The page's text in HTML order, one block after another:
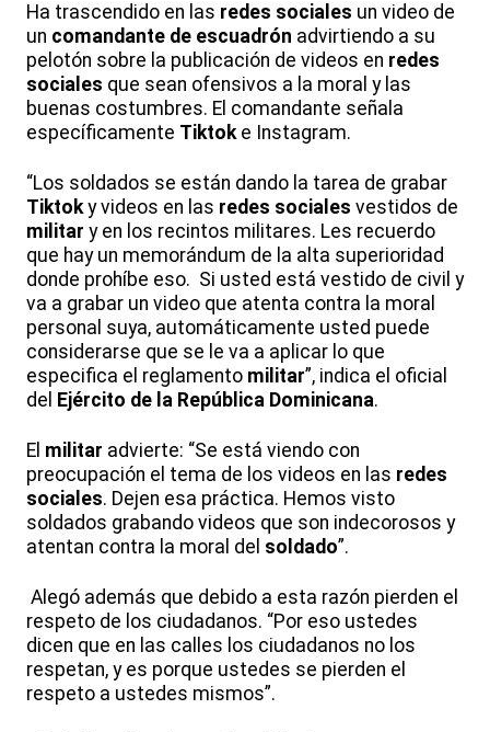
Ha trascendido en las redes sociales un video de
un comandante de escuadrón advirtiendo a su
pelotón sobre la publicación de videos en redes
sociales que sean ofensivos a la moral y las
buenas costumbres. El comandante señala
específicamente Tiktoke Instagram.
“Los soldados se están dando la tarea de grabar
Tiktoky videos en las redes sociales vestidos de
militar y en los recintos militares. Les recuerdo
que hay un memorándum de la alta superioridad
donde prohíbe eso. Si usted está vestido de civil y
va a grabar un video que atenta contra la moral
personal suya, automáticamente usted puede
considerarse que se le va a aplicar lo que
especifica el reglamento militar”, indica el oficial
del Ejército de la República Dominicana.
El militar advierte: “Se está viendo con
preocupación el tema de los videos en las redes
sociales. Dejen esa práctica. Hemos visto
soldados grabando videos que son indecorosos y
atentan contra la moral del soldado”.
Alegó además que debido a esta razón pierden el
respeto de los ciudadanos. “Por eso ustedes
dicen que en las calles los ciudadanos no los
respetan, y es porque ustedes se pierden el
respeto a ustedes mismos”.